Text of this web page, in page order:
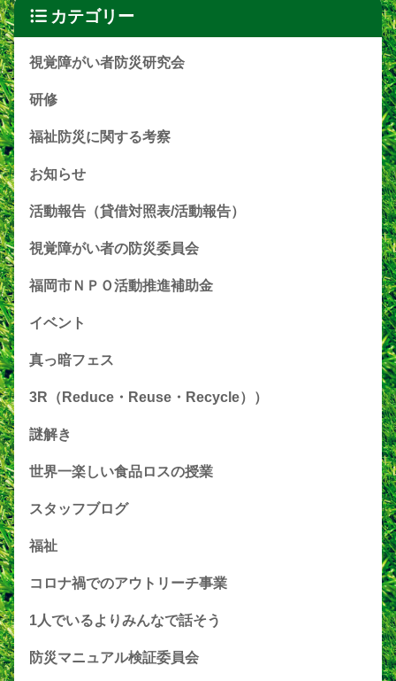
カテゴリー
視覚障がい者防災研究会
研修
福祉防災に関する考察
お知らせ
活動報告（貸借対照表/活動報告）
視覚障がい者の防災委員会
福岡市ＮＰＯ活動推進補助金
イベント
真っ暗フェス
3R（Reduce・Reuse・Recycle））
謎解き
世界一楽しい食品ロスの授業
スタッフブログ
福祉
コロナ禍でのアウトリーチ事業
1人でいるよりみんなで話そう
防災マニュアル検証委員会